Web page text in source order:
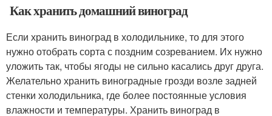
Как хранить домашний виноград
Если хранить виноград в холодильнике, то для этого
нужно отобрать сорта с поздним созреванием. Их нужно
уложить так, чтобы ягоды не сильно касались друг друга.
Желательно хранить виноградные грозди возле задней
стенки холодильника, где более постоянные условия
влажности и температуры. Хранить виноград в